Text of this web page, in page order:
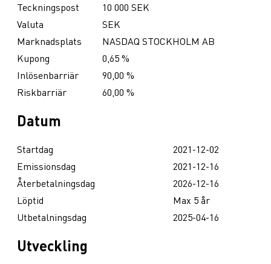
Teckningspost
10 000 SEK
Valuta
SEK
Marknadsplats
NASDAQ STOCKHOLM AB
Kupong
0,65 %
Inlösenbarriär
90,00 %
Riskbarriär
60,00 %
Datum
Startdag
2021-12-02
Emissionsdag
2021-12-16
Återbetalningsdag
2026-12-16
Löptid
Max 5 år
Utbetalningsdag
2025-04-16
Utveckling